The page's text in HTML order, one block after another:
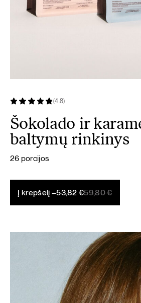
(4.8)
Šokolado ir
baltymų rinkinys
26 porcijos
Į krepšelį – 59,80€
Original
price
53,82€
Current
price